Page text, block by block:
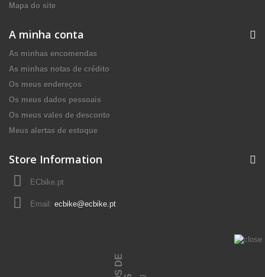
Mapa do site
A minha conta
As minhas encomendas
As minhas notas de crédito
Os meus endereços
Os meus dados pessoais
Os meus vales de desconto
Meus alertas de estoque
Store Information
ECbike.pt
Email: ecbike@ecbike.pt